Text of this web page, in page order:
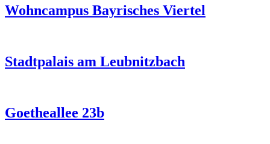
Wohncampus Bayrisches Viertel
Stadtpalais am Leubnitzbach
Goetheallee 23b